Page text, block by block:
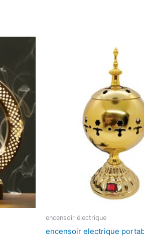
encensoir électrique
encensoir electrique